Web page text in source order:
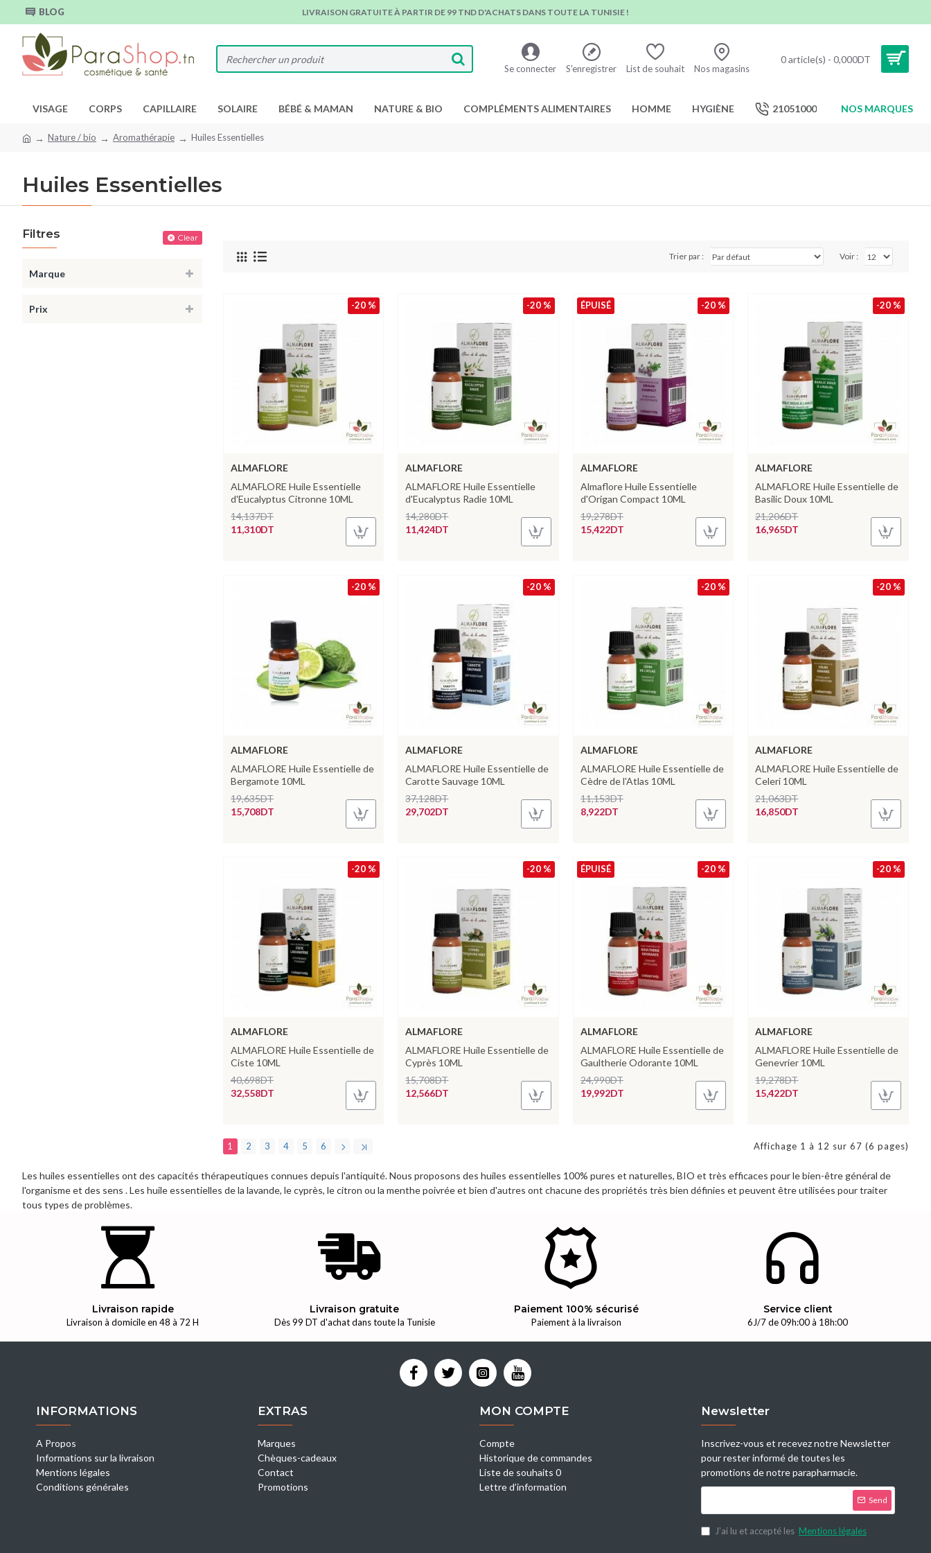
BLOG LIVRAISON GRATUITE À PARTIR DE 99 TND D'ACHATS DANS TOUTE LA TUNISIE !
Se connecter S'enregistrer List de souhait Nos magasins
0 article(s) - 0,000DT
VISAGE CORPS CAPILLAIRE SOLAIRE BÉBÉ & MAMAN NATURE & BIO COMPLÉMENTS ALIMENTAIRES HOMME HYGIÈNE 21051000 NOS MARQUES
Nature / bio Aromathérapie Huiles Essentielles
Huiles Essentielles
Filtres Clear
Prix
Marque
Trier par : Voir :
-20 %
ALMAFLORE
ALMAFLORE Huile Essentielle
d'Eucalyptus Citronne 10ML
11,310DT
14,137DT
-20 %
ALMAFLORE
ALMAFLORE Huile Essentielle
d'Eucalyptus Radie 10ML
11,424DT
14,280DT
-20 %
ÉPUISÉ
ALMAFLORE
Almaflore Huile Essentielle
d'Origan Compact 10ML
15,422DT
19,278DT
-20 %
ALMAFLORE
ALMAFLORE Huile Essentielle de
Basilic Doux 10ML
16,965DT
21,206DT
-20 %
ALMAFLORE
ALMAFLORE Huile Essentielle de
Bergamote 10ML
15,708DT
19,635DT
-20 %
ALMAFLORE
ALMAFLORE Huile Essentielle de
Carotte Sauvage 10ML
29,702DT
37,128DT
-20 %
ALMAFLORE
ALMAFLORE Huile Essentielle de
Cèdre de l'Atlas 10ML
8,922DT
11,153DT
-20 %
ALMAFLORE
ALMAFLORE Huile Essentielle de
Celeri 10ML
16,850DT
21,063DT
-20 %
ALMAFLORE
ALMAFLORE Huile Essentielle de
Ciste 10ML
32,558DT
40,698DT
-20 %
ALMAFLORE
ALMAFLORE Huile Essentielle de
Cyprès 10ML
12,566DT
15,708DT
-20 %
ÉPUISÉ
ALMAFLORE
ALMAFLORE Huile Essentielle de
Gaultherie Odorante 10ML
19,992DT
24,990DT
-20 %
ALMAFLORE
ALMAFLORE Huile Essentielle de
Genevrier 10ML
15,422DT
19,278DT
1 2 3 4 5 6 Affichage 1 à 12 sur 67 (6 pages)
Les huiles essentielles ont des capacités thérapeutiques connues depuis l'antiquité. Nous proposons des huiles essentielles 100% pures et naturelles, BIO et très efficaces pour le bien-être général de
l'organisme et des sens . Les huile essentielles de la lavande, le cyprès, le citron ou la menthe poivrée et bien d'autres ont chacune des propriétés très bien définies et peuvent être utilisées pour traiter
tous types de problèmes.
Livraison rapide
Livraison à domicile en 48 à 72 H
Livraison gratuite
Dès 99 DT d'achat dans toute la Tunisie
Paiement 100% sécurisé
Paiement à la livraison
Service client
6J/7 de 09h:00 à 18h:00
INFORMATIONS
A Propos
Informations sur la livraison
Mentions légales
Conditions générales
EXTRAS
Marques
Chèques-cadeaux
Contact
Promotions
MON COMPTE
Compte
Historique de commandes
Liste de souhaits 0
Lettre d’information
Newsletter
Inscrivez-vous et recevez notre Newsletter
pour rester informé de toutes les
promotions de notre parapharmacie.
Send
J’ai lu et accepté les Mentions légales